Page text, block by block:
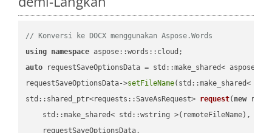
// Konversi ke DOCX menggunakan Aspose.Words
using namespace
auto requestSaveOptionsData = std::make_shared<
requestSaveOptionsData->setFileName(std::make_shared<
std::shared_ptr<requests::SaveAsRequest> request( new
    std::make_shared< std::wstring >(remoteFileName),
    requestSaveOptionsData,